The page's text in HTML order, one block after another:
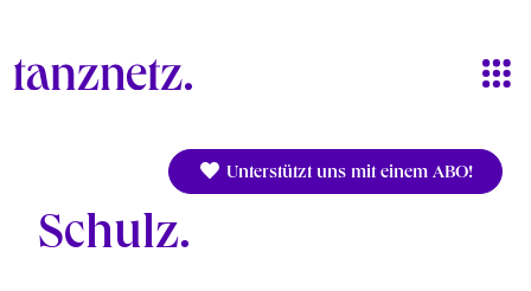
Unterstützt uns mit einem ABO!
Schulz